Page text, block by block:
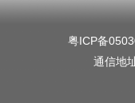
粤ICP备
通信地